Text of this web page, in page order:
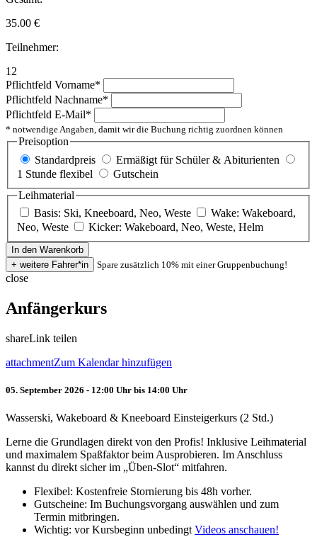
35.00 €
Teilnehmer:
12
Pflichtfeld Vorname*
Pflichtfeld Nachname*
Pflichtfeld E-Mail*
* notwendige Angaben, damit wir die Buchung richtig zuordnen können
Preisoption
Standardpreis
Ermäßigt für Schüler & Abiturienten
1 Stunde flexibel
Gutschein
Leihmaterial
Basis: Ski, Kneeboard, Neo, Weste
Wake: Wakeboard,
Neo, Weste
Kicker: Wakeboard, Neo, Weste, Helm
Spare zusätzlich 10% mit einer Gruppenbuchung!
close
Anfängerkurs
shareLink teilen
attachmentZum Kalendar hinzufügen
05. September 2026 - 12:00 Uhr bis 14:00 Uhr
Wasserski, Wakeboard & Kneeboard Einsteigerkurs (2 Std.)
Lerne die Grundlagen direkt von den Profis! Inklusive Leihmaterial
und maximalem Spaßfaktor beim Ausprobieren. Im Anschluss
kannst du direkt sicher im „Üben-Slot“ mitfahren.
Flexibel: Kostenfreie Stornierung bis 48h vorher.
Gutscheine: Im Buchungsvorgang auswählen und zum
Termin mitbringen.
Wichtig: vor Kursbeginn unbedingt Videos anschauen!